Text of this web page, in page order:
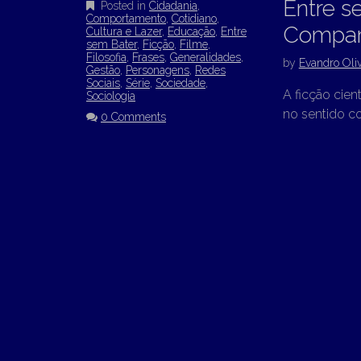
Posted in Cidadania
Comportamento Cotidiano
Cultura e Lazer, Educação Entre
sem Bater, Ficção Filme
Filosofia
Frases Generalidades
Gestão Personagens Redes
Sociais Série Sociedade
Sociologia
0 Comments
Entre
by Evandro
A ficção
no sentido